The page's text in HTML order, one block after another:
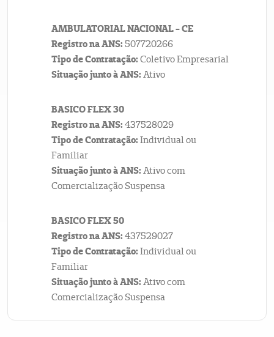
AMBULATORIAL NACIONAL - CE
Registro na ANS: 507720266
Tipo de Contratação: Coletivo Empresarial
Situação junto à ANS: Ativo
BASICO FLEX 30
Registro na ANS: 437528029
Tipo de Contratação: Individual ou
Familiar
Situação junto à ANS: Ativo com
Comercialização Suspensa
BASICO FLEX 50
Registro na ANS: 437529027
Tipo de Contratação: Individual ou
Familiar
Situação junto à ANS: Ativo com
Comercialização Suspensa